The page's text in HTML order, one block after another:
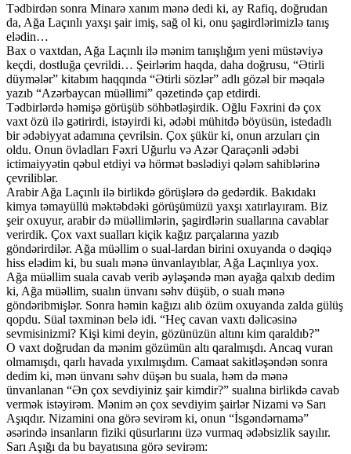
Tədbirdən sonra Minarə xanım mənə dedi ki, ay Rafiq, doğrudan
da, Ağa Laçınlı yaxşı şair imiş, sağ ol ki, onu şagirdlərimizlə tanış
elədin…
Bax o vaxtdan, Ağa Laçınlı ilə mənim tanışlığım yeni müstəviyə
keçdi, dostluğa çevrildi… Şeirlərim haqda, daha doğrusu, “Ətirli
düymələr” kitabım haqqında “Ətirli sözlər” adlı gözəl bir məqalə
yazıb “Azərbaycan müəllimi” qəzetində çap etdirdi.
Tədbirlərdə həmişə görüşüb söhbətləşirdik. Oğlu Fəxrini də çox
vaxt özü ilə gətirirdi, istəyirdi ki, ədəbi mühitdə böyüsün, istedadlı
bir ədəbiyyat adamına çevrilsin. Çox şükür ki, onun arzuları çin
oldu. Onun övladları Fəxri Uğurlu və Azər Qaraçənli ədəbi
ictimaiyyətin qəbul etdiyi və hörmət bəslədiyi qələm sahiblərinə
çevriliblər.
Arabir Ağa Laçınlı ilə birlikdə görüşlərə də gedərdik. Bakıdakı
kimya təmayüllü məktəbdəki görüşümüzü yaxşı xatırlayıram. Biz
şeir oxuyur, arabir də müəllimlərin, şagirdlərin suallarına cavablar
verirdik. Çox vaxt sualları kiçik kağız parçalarına yazıb
göndərirdilər. Ağa müəllim o sual-lardan birini oxuyanda o dəqiqə
hiss elədim ki, bu sualı mənə ünvanlayıblar, Ağa Laçınlıya yox.
Ağa müəllim suala cavab verib əyləşəndə mən ayağa qalxıb dedim
ki, Ağa müəllim, sualın ünvanı səhv düşüb, o sualı mənə
göndəribmişlər. Sonra həmin kağızı alıb özüm oxuyanda zalda gülüş
qopdu. Süal təxminən belə idi. “Heç cavan vaxtı dəlicəsinə
sevmisinizmi? Kişi kimi deyin, gözünüzün altını kim qaraldıb?”
O vaxt doğrudan da mənim gözümün altı qaralmışdı. Ancaq vuran
olmamışdı, qarlı havada yıxılmışdım. Camaat sakitləşəndən sonra
dedim ki, mən ünvanı səhv düşən bu suala, həm də mənə
ünvanlanan “Ən çox sevdiyiniz şair kimdir?” sualına birlikdə cavab
vermək istəyirəm. Mənim ən çox sevdiyim şairlər Nizami və Sarı
Aşıqdır. Nizamini ona görə sevirəm ki, onun “İsgəndərnamə”
əsərində insanların fiziki qüsurlarını üzə vurmaq ədəbsizlik sayılır.
Sarı Aşığı da bu bayatısına görə sevirəm: